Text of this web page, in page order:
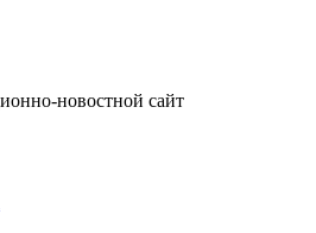
новостной сайт